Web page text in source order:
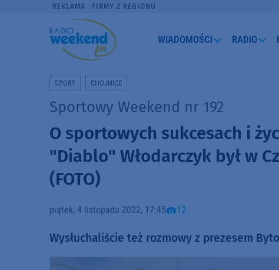
REKLAMA FIRMY Z REGIONU
WIADOMOŚCI RADIO
SPORT CHOJNICE
Sportowy Weekend nr 192
O sportowych sukcesach i
"Diablo" Włodarczyk był w
(FOTO)
piątek, 4 listopada 2022, 17:45 12
Wysłuchaliście też rozmowy z prezesem